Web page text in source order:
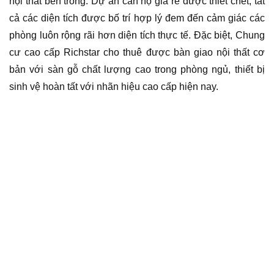
cả các diện tích được bố trí hợp lý đem đến cảm giác các
phòng luôn rộng rãi hơn diện tích thực tế. Đặc biệt, Chung
cư cao cấp Richstar cho thuê được bàn giao nội thất cơ
bản với sàn gỗ chất lượng cao trong phòng ngủ, thiết bị
sinh vệ hoàn tất với nhãn hiệu cao cấp hiện nay.